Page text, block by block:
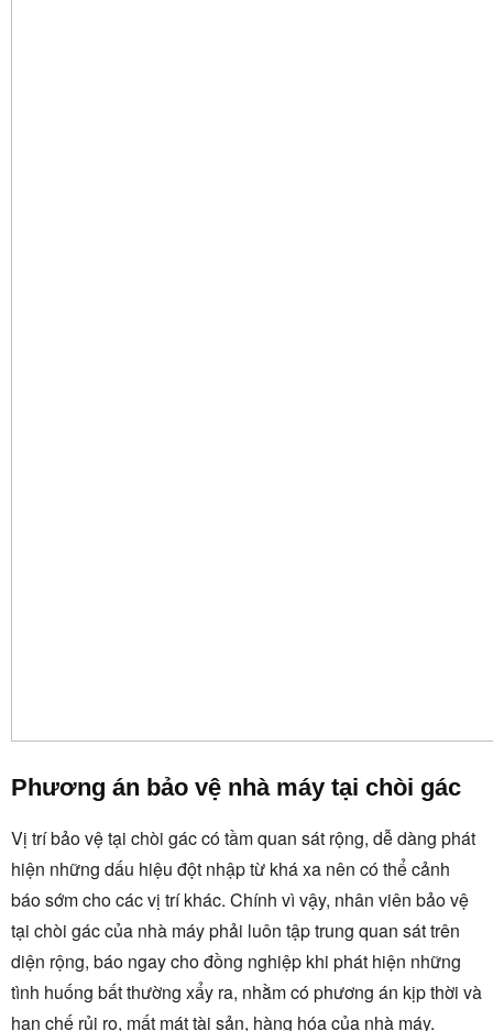
Phương án bảo vệ nhà máy tại chòi gác
Vị trí bảo vệ tại chòi gác có tầm quan sát rộng, dễ dàng phát
hiện những dấu hiệu đột nhập từ khá xa nên có thể cảnh
báo sớm cho các vị trí khác. Chính vì vậy, nhân viên bảo vệ
tại chòi gác của nhà máy phải luôn tập trung quan sát trên
diện rộng, báo ngay cho đồng nghiệp khi phát hiện những
tình huống bất thường xẩy ra, nhằm có phương án kịp thời và
hạn chế rủi ro, mất mát tài sản, hàng hóa của nhà máy.